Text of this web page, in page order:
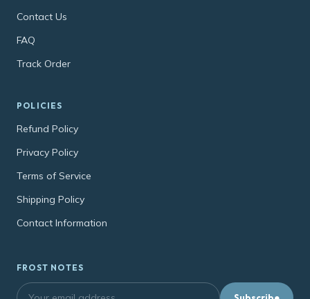
Contact Us
FAQ
Track Order
POLICIES
Refund Policy
Privacy Policy
Terms of Service
Shipping Policy
Contact Information
FROST NOTES